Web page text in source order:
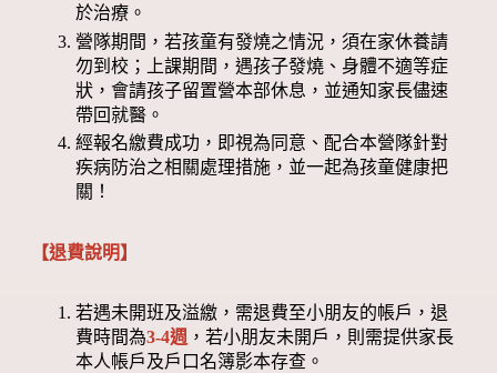
於治療。
營隊期間，若孩童有發燒之情況，須在家休養請
勿到校；上課期間，遇孩子發燒、身體不適等症
狀，會請孩子留置營本部休息，並通知家長儘速
帶回就醫。
經報名繳費成功，即視為同意、配合本營隊針對
疾病防治之相關處理措施，並一起為孩童健康把
關！
【退費說明】
若遇未開班及溢繳，需退費至小朋友的帳戶，退
費時間為3-4週 ，若小朋友未開戶，則需提供家長
本人帳戶及戶口名簿影本存查。